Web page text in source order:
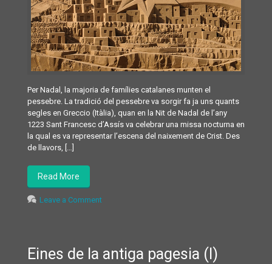
Per Nadal, la majoria de famílies catalanes munten el
pessebre. La tradició del pessebre va sorgir fa ja uns quants
segles en Greccio (Itàlia), quan en la Nit de Nadal de l’any
1223 Sant Francesc d’Assís va celebrar una missa nocturna en
la qual es va representar l’escena del naixement de Crist. Des
de llavors, […]
Read More
Leave a Comment
Eines de la antiga pagesia (I)